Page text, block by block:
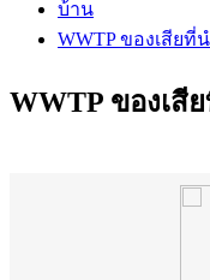
บ้าน
WWTP ของเสีย
WWTP ของเสี